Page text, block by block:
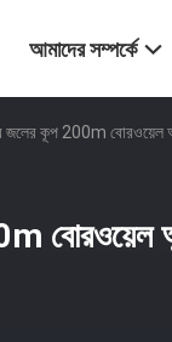
আমাদের সম্পর্কে
জলের কূপ 200m বোরওয়েল
বোরওয়েল